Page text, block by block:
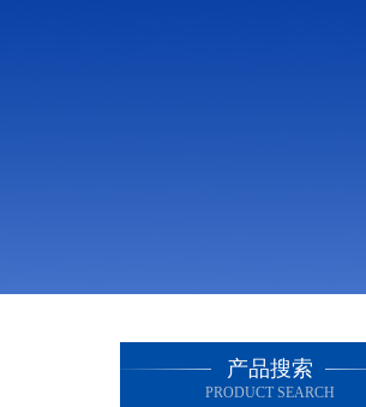
产品搜索
PRODUCT SEARCH